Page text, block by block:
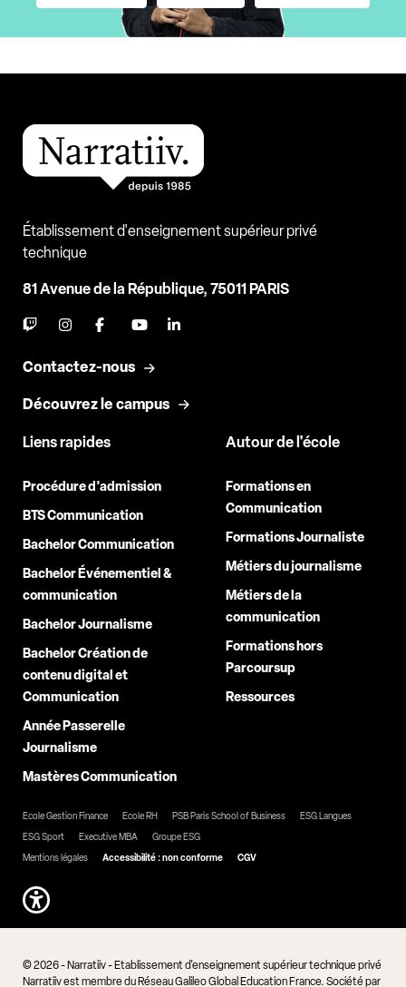
Établissement d'enseignement supérieur privé
technique
81 Avenue de la République, 75011 PARIS
Contactez-nous
Découvrez le campus
Liens rapides
Procédure d'admission
BTS Communication
Bachelor Communication
Bachelor Événementiel &
communication
Bachelor Journalisme
Bachelor Création de
contenu digital et
Communication
Année Passerelle
Journalisme
Mastères Communication
Autour de l'école
Formations en
Communication
Formations Journaliste
Métiers du journalisme
Métiers de la
communication
Formations hors
Parcoursup
Ressources
Ecole Gestion Finance Ecole RH PSB Paris School of Business
ESG Langues
ESG Sport
Executive MBA
Groupe ESG
Mentions légales
Accessibilité : non conforme CGV
© 2026 - Narratiiv - Etablissement d'enseignement supérieur technique privé
Narratiiv est membre du Réseau Galileo Global Education France. Société par